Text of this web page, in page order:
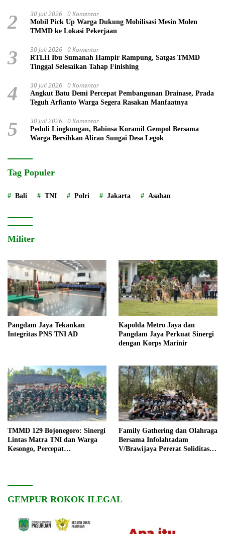
2 30 Juli 2026 0 Komentar
Mobil Pick Up Warga Dukung Mobilisasi Mesin Molen
TMMD ke Lokasi Pekerjaan
3 30 Juli 2026 0 Komentar
RTLH Ibu Sumanah Hampir Rampung, Satgas TMMD
Tinggal Selesaikan Tahap Finishing
4 30 Juli 2026 0 Komentar
Angkut Batu Demi Percepat Pembangunan Drainase, Prada
Teguh Arfianto Warga Segera Rasakan Manfaatnya
5 30 Juli 2026 0 Komentar
Peduli Lingkungan, Babinsa Koramil Gempol Bersama
Warga Bersihkan Aliran Sungai Desa Legok
Tag Populer
Bali TNI Polri Jakarta Asahan
Militer
Pangdam Jaya Tekankan
Integritas PNS TNI AD
Kapolda Metro Jaya dan
Pangdam Jaya Perkuat Sinergi
dengan Korps Marinir
TMMD 129 Bojonegoro: Sinergi
Lintas Matra TNI dan Warga
Kesongo, Percepat
Family Gathering dan Olahraga
Bersama Infolahtadam
V/Brawijaya Pererat Soliditas
GEMPUR ROKOK ILEGAL